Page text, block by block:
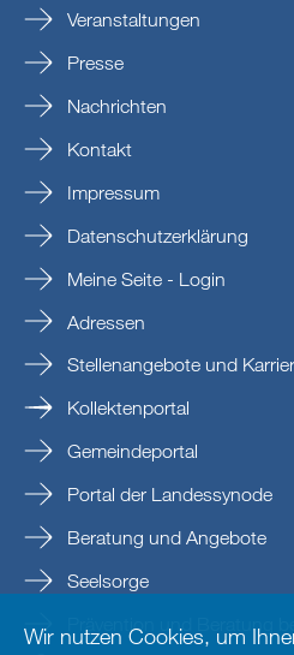
Veranstaltungen
Presse
Nachrichten
Kontakt
Impressum
Datenschutzerklärung
Meine Seite - Login
Adressen
Stellenangebote und
Kollektenportal
Gemeindeportal
Portal der Landessynode
Beratung und Angebote
Seelsorge
Prävention und Beratung
Wir nutzen Cookies, um